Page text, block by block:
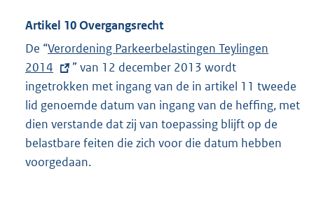
Artikel 10 Overgangsrecht
De “E
x
t
e
r
n
e
Verordening Parkeerbelastingen Teylingen
2014
” van 12 december 2013 wordt
ingetrokken met ingang van de in artikel 11 tweede
lid genoemde datum van ingang van de heffing, met
dien verstande dat zij van toepassing blijft op de
belastbare feiten die zich voor die datum hebben
voorgedaan.